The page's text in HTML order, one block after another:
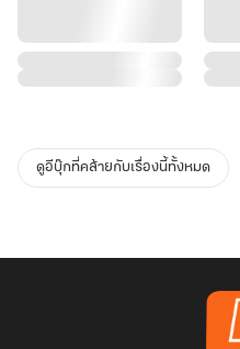
ดูอีบุ๊กที่คล้ายกับเรื่องนี้ทั้งหมด